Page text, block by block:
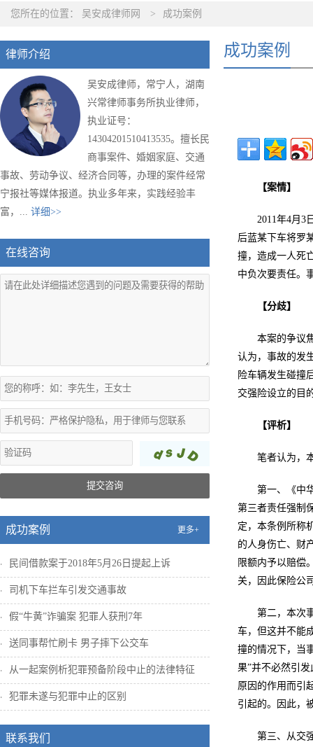
您所在的位置： 吴安成律师网 > 成功案例
律师介绍
吴安成律师，常宁人，湖南
兴常律师事务所执业律师，
执业证号：
14304201510413535。擅长民
商事案件、婚姻家庭、交通
事故、劳动争议、经济合同等，办理的案件经常
宁报社等媒体报道。执业多年来，实践经验丰
富，... 详细>>
在线咨询
提交咨询
成功案例 更多+
民间借款案于2018年5月26日提起上诉
司机下车拦车引发交通事故
假“牛黄”诈骗案 犯罪人获刑7年
送同事帮忙刷卡 男子摔下公交车
从一起案例析犯罪预备阶段中止的法律特征
犯罪未遂与犯罪中止的区别
联系我们
成功案例
【案情】
2011年4月3
后蓝某下车将罗
撞，造成一人死
中负次要责任。
【分歧】
本案的争议
认为，事故的发
险车辆发生碰撞
交强险设立的目
【评析】
笔者认为，
第一、《中
第三者责任强制
定，本条例所称
的人身伤亡、财
限额内予以赔偿
关，因此保险公
第二，本次
车，但这并不能
撞的情况下，当
果”并不必然引
原因的作用而引
引起的。因此，
第三、从交